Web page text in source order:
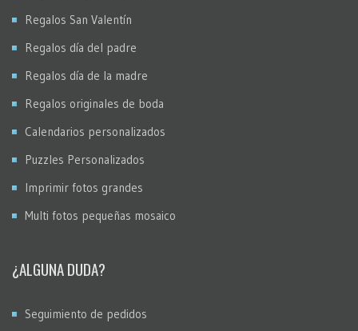
Regalos San Valentín
Regalos día del padre
Regalos día de la madre
Regalos originales de boda
Calendarios personalizados
Puzzles Personalizados
Imprimir fotos grandes
Multi fotos pequeñas mosaico
¿ALGUNA DUDA?
Seguimiento de pedidos